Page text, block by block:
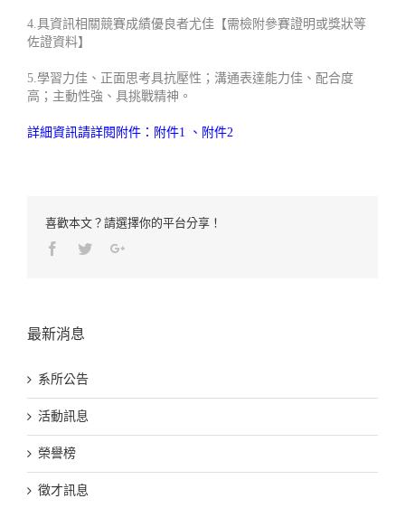
4.具資訊相關競賽成績優良者尤佳【需檢附參賽證明或獎狀等
佐證資料】
5.學習力佳、正面思考具抗壓性；溝通表達能力佳、配合度
高；主動性強、具挑戰精神。
詳細資訊請詳閱附件： 附件1 、 附件2
喜歡本文？請選擇你的平台分享！
Facebook
TwitterGoogle+
最新消息
系所公告
活動訊息
榮譽榜
徵才訊息